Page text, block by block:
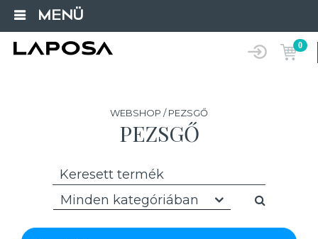
MENÜ
0
WEBSHOP / PEZSGŐ
PEZSGŐ
Minden kategóriában